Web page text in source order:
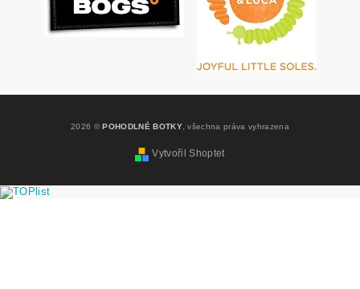
2026 ©POHODLNÉ BOTKY, všechna práva vyhrazena
Vytvořil Shoptet